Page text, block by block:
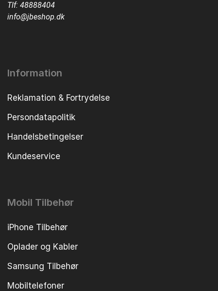
Tlf: 48888404
info@jbeshop.dk
Information
Reklamation & Fortrydelse
Persondatapolitik
Handelsbetingelser
Kundeservice
Mobil Tilbehør
iPhone Tilbehør
Oplader og Kabler
Samsung Tilbehør
Mobiltelefoner